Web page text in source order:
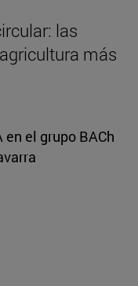
las
más
el grupo BACh